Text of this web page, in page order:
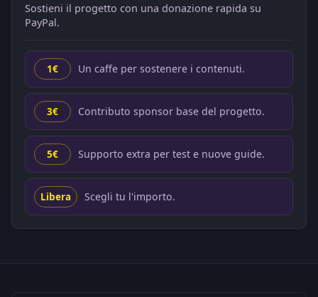
Sostieni il progetto con una donazione rapida su
PayPal.
1€ Un caffe per sostenere i contenuti.
3€ Contributo sponsor base del progetto.
5€ Supporto extra per test e nuove guide.
Libera Scegli tu l'importo.